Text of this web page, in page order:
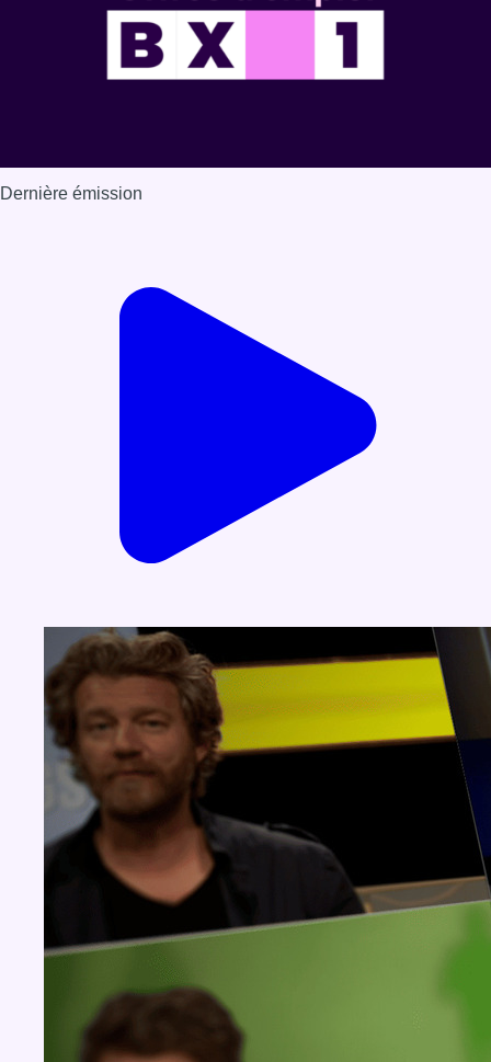
Dernière émission